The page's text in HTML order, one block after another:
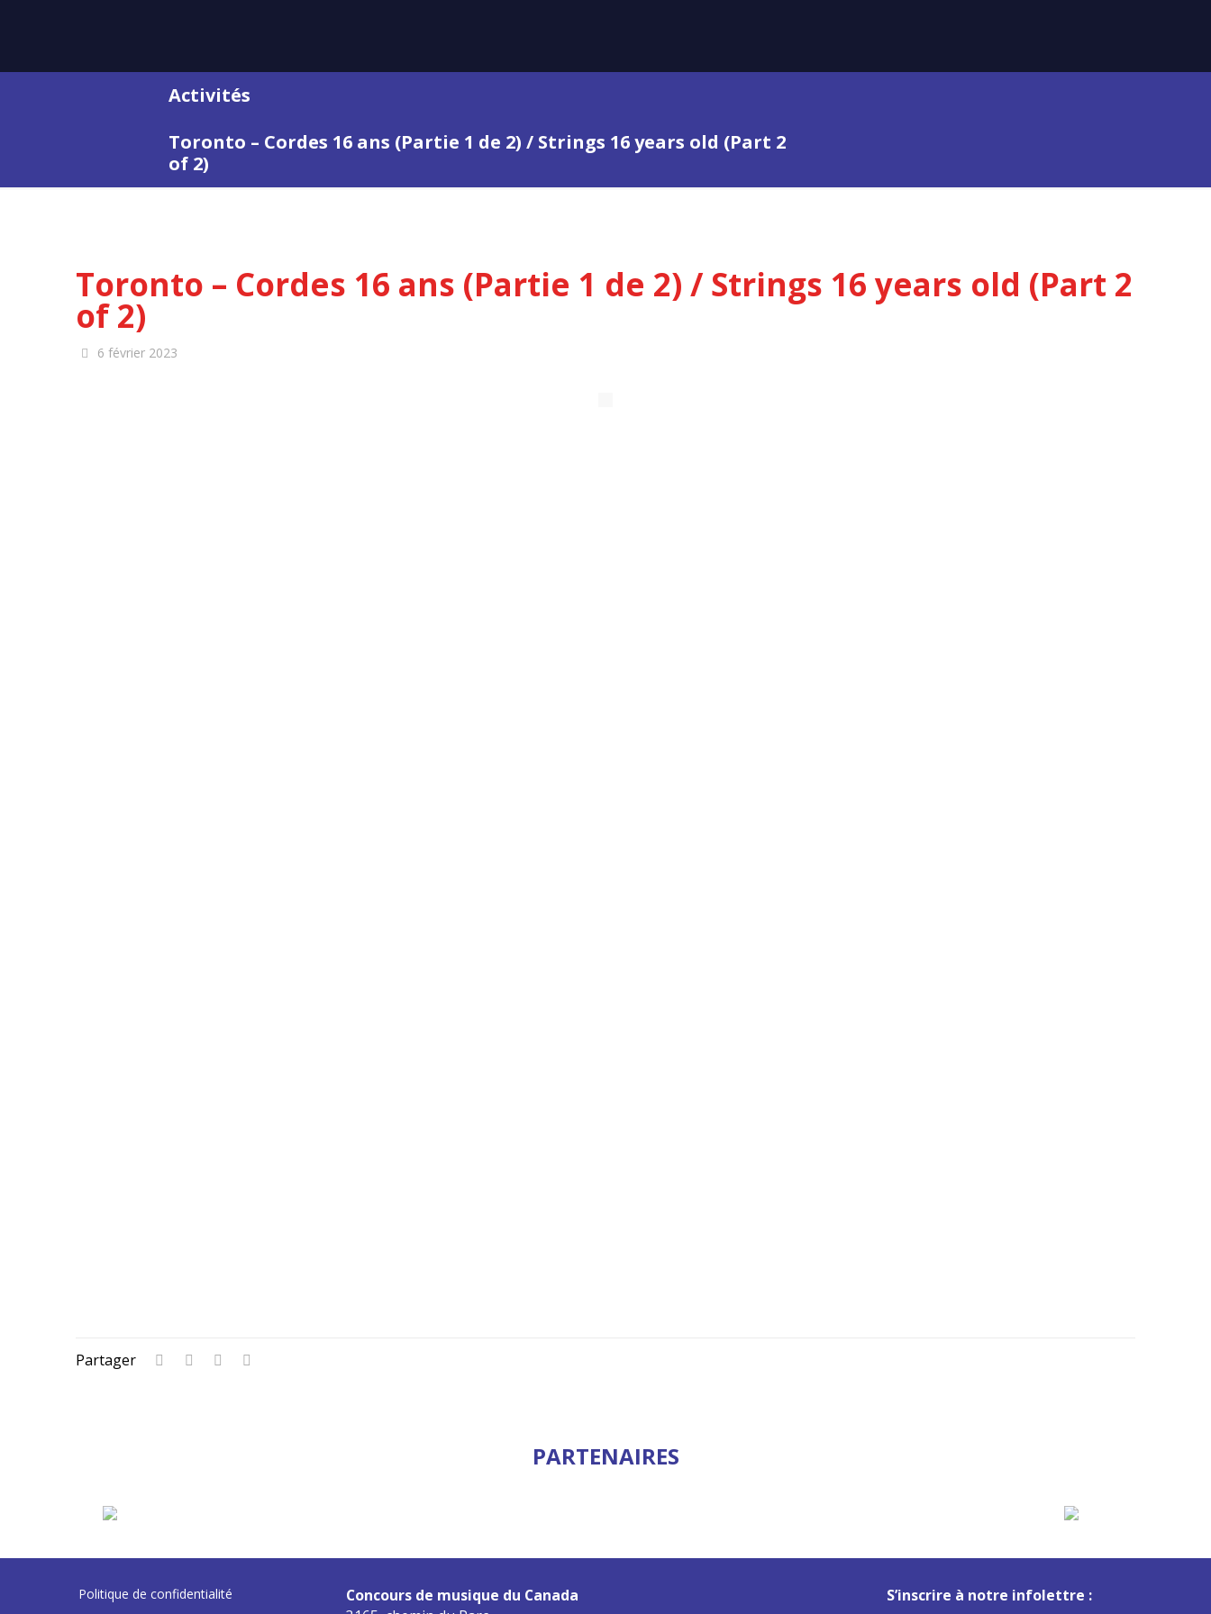
Activités
Toronto – Cordes 16 ans (Partie 1 de 2) / Strings 16 years old (Part 2
of 2)
Toronto – Cordes 16 ans (Partie 1 de 2) / Strings 16 years old (Part 2
of 2)
6 février 2023
Partager
PARTENAIRES
Politique de confidentialité
Concours de musique du Canada
S’inscrire à notre infolettre :